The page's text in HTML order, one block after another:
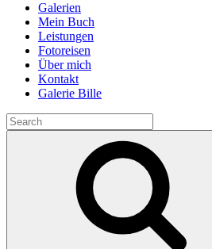
Galerien
Mein Buch
Leistungen
Fotoreisen
Über mich
Kontakt
Galerie Bille
Search
for: